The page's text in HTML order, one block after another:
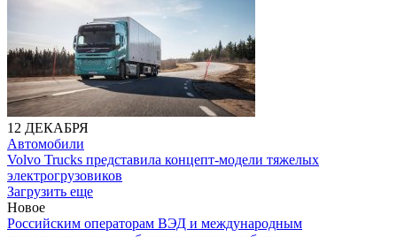
12 ДЕКАБРЯ
Автомобили
Volvo Trucks представила концепт-модели тяжелых
электрогрузовиков
Загрузить еще
Новое
Российским операторам ВЭД и международным